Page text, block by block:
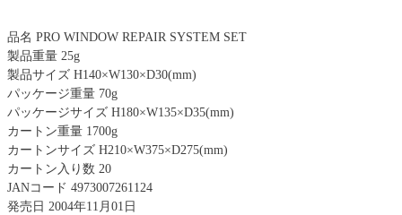
品名 PRO WINDOW REPAIR SYSTEM SET
製品重量 25g
製品サイズ H140×W130×D30(mm)
パッケージ重量 70g
パッケージサイズ H180×W135×D35(mm)
カートン重量 1700g
カートンサイズ H210×W375×D275(mm)
カートン入り数 20
JANコード 4973007261124
発売日 2004年11月01日